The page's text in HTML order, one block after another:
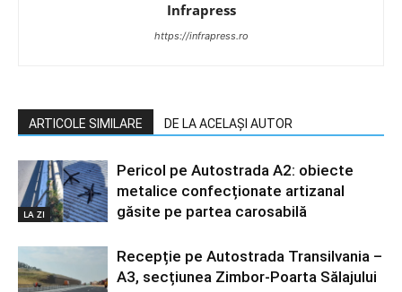
Infrapress
https://infrapress.ro
ARTICOLE SIMILARE DE LA ACELAȘI AUTOR
LA ZI
Pericol pe Autostrada A2: obiecte
metalice confecționate artizanal
găsite pe partea carosabilă
Recepție pe Autostrada Transilvania –
A3, secțiunea Zimbor-Poarta Sălajului